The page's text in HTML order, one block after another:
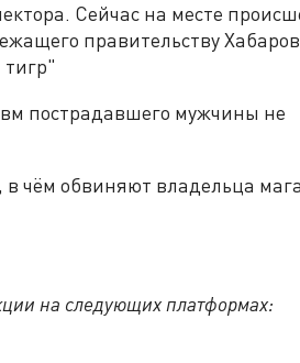
Сейчас на месте
правительству
пострадавшего мужчины не
в чём обвиняют владельца
на следующих платформах: